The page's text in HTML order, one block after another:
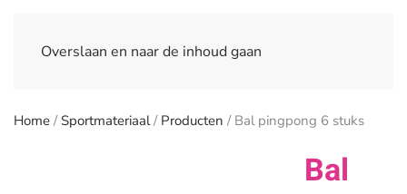
Overslaan en naar de inhoud gaan
Home / Sportmateriaal/ Producten / Bal pingpong 6 stuks
Bal